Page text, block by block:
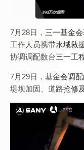
7月28日，三一基金
工作人员携带水域救
协调调配数台三一工
7月29日，基金会调
堤坝加固、道路抢修
Video